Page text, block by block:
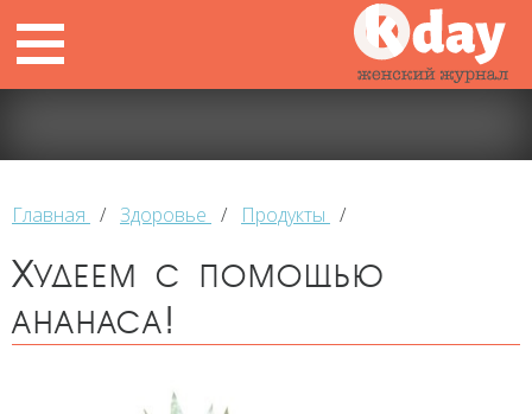
Главная / Здоровье / Продукты /
Худеем с помощью
ананаса!